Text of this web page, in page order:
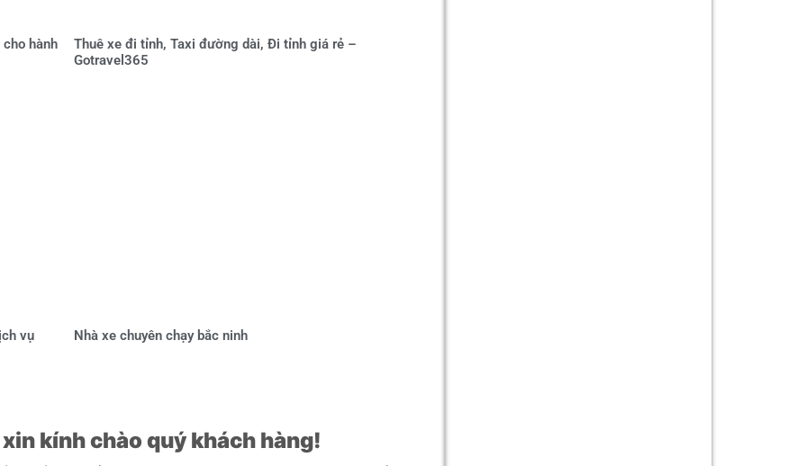
hành
Thuê xe đi tỉnh, Taxi đường dài, Đi tỉnh giá rẻ –
Gotravel365
vụ
Nhà xe chuyên chạy bắc ninh
kính chào quý khách hàng!